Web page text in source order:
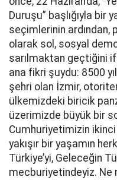
Duruşu” başlığıyla bir
seçimlerinin
olarak sol, sosyal
sarılmaktan geçtiğini
ana fikri şuydu: 8500
şehri olan İzmir,
ülkemizdeki biricik
üzerimizde büyük bir
Cumhuriyetimizin ikinci
yakışır bir yaşamın
Türkiye’yi, Geleceğin
mecburiyetindeyiz. Ne